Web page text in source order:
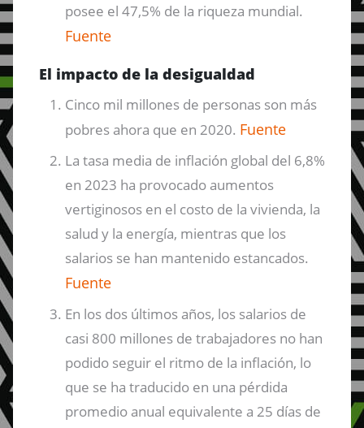
posee el 47,5% de la riqueza mundial.
Fuente
El impacto de la desigualdad
Cinco mil millones de personas son más
pobres ahora que en 2020. Fuente
La tasa media de inflación global del 6,8%
en 2023 ha provocado aumentos
vertiginosos en el costo de la vivienda, la
salud y la energía, mientras que los
salarios se han mantenido estancados.
Fuente
En los dos últimos años, los salarios de
casi 800 millones de trabajadores no han
podido seguir el ritmo de la inflación, lo
que se ha traducido en una pérdida
promedio anual equivalente a 25 días de